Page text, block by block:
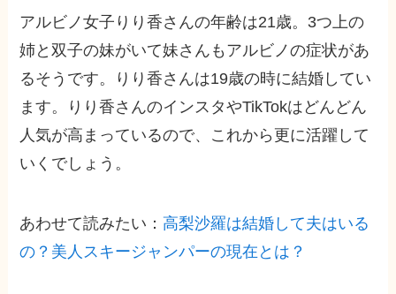
アルビノ女子りり香さんの年齢は21歳。3つ上の
姉と双子の妹がいて妹さんもアルビノの症状があ
るそうです。りり香さんは19歳の時に結婚してい
ます。りり香さんのインスタやTikTokはどんどん
人気が高まっているので、これから更に活躍して
いくでしょう。
あわせて読みたい：高梨沙羅は結婚して夫はいる
の？美人スキージャンパーの現在とは？